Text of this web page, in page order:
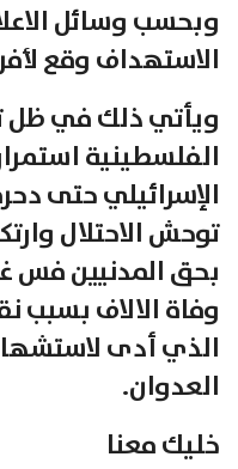
وبحسب وسائل
الاستهداف وقع لأفراد
ويأتي ذلك في ظل
الفلسطينية
الإسرائيلي حتى
توحش الاحتلال
بحق المدنيين فس
وفاة الالاف بسبب
الذي أدى
العدوان.
خليك معنا